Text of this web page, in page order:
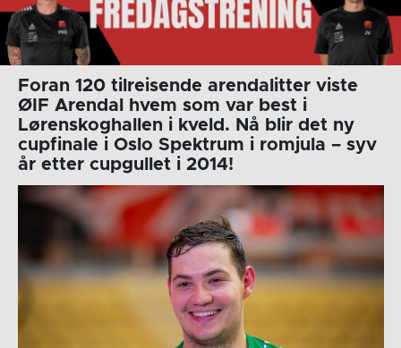
Foran 120 tilreisende arendalitter viste
ØIF Arendal hvem som var best i
Lørenskoghallen i kveld. Nå blir det ny
cupfinale i Oslo Spektrum i romjula – syv
år etter cupgullet i 2014!